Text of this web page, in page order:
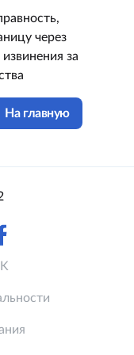
через
за
На главную